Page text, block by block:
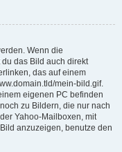
Wenn die
das Bild auch direkt
das auf einem
mein-bild.gif.
eigenen PC befinden
zu Bildern, die nur nach
Yahoo-Mailboxen, mit
anzuzeigen, benutze den